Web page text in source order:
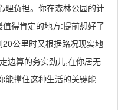
理负担。你在森林公园的计
得肯定的地方:提前想好了
公里时又根据路况现实地
边算的务实劲儿,在你居无
能撑住这种生活的关键能